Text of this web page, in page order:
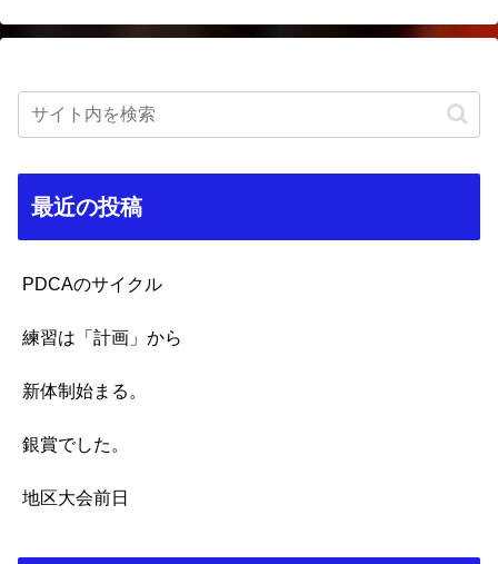
最近の投稿
PDCAのサイクル
練習は「計画」から
新体制始まる。
銀賞でした。
地区大会前日